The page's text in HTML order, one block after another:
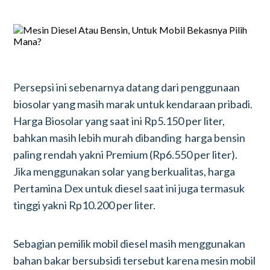
Persepsi ini sebenarnya datang dari penggunaan
biosolar yang masih marak untuk kendaraan pribadi.
Harga Biosolar yang saat ini Rp5.150 per liter,
bahkan masih lebih murah dibanding harga bensin
paling rendah yakni Premium (Rp6.550 per liter).
Jika menggunakan solar yang berkualitas, harga
Pertamina Dex untuk diesel saat ini juga termasuk
tinggi yakni Rp10.200 per liter.
Sebagian pemilik mobil diesel masih menggunakan
bahan bakar bersubsidi tersebut karena mesin mobil